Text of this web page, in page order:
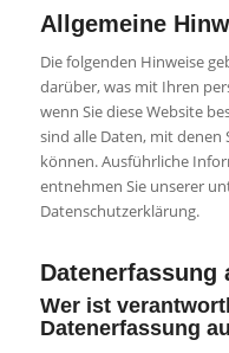
Allgemeine
Die folgenden Hinweise
darüber, was mit Ihren
wenn Sie diese Website
sind alle Daten, mit
können. Ausführliche
entnehmen Sie unserer
Datenschutzerklärung.
Datenerfassung
Wer ist
Datenerfassung